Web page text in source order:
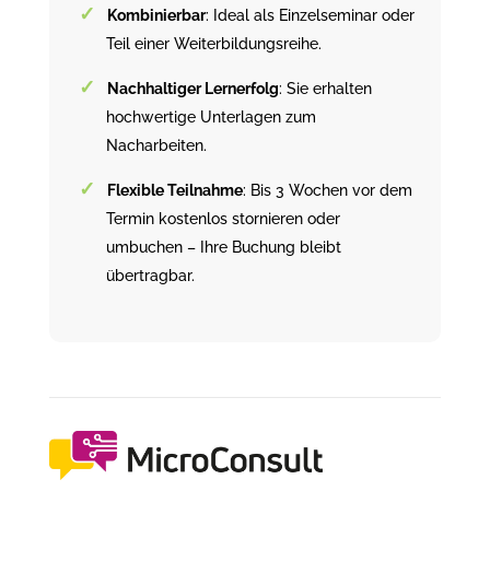
Kombinierbar: Ideal als Einzelseminar oder
Teil einer Weiterbildungsreihe.
Nachhaltiger Lernerfolg: Sie erhalten
hochwertige Unterlagen zum
Nacharbeiten.
Flexible Teilnahme: Bis 3 Wochen vor dem
Termin kostenlos stornieren oder
umbuchen – Ihre Buchung bleibt
übertragbar.